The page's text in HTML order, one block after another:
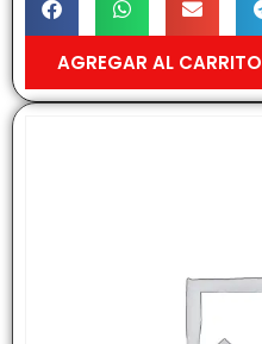
AGREGAR AL CARRITO